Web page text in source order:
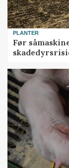
PLANTER
Før